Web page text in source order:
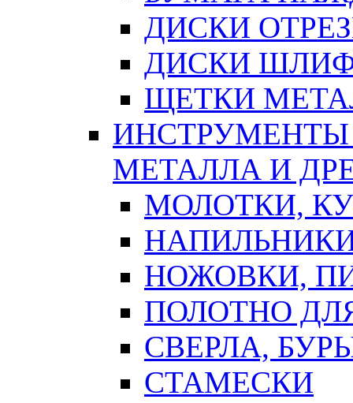
ДИСКИ
ДИСКИ
ЩЕТКИ
ИНСТРУМЕНТЫ
МЕТАЛЛА И
МОЛОТКИ,
НОЖОВКИ,
ПОЛОТНО
СВЕРЛА,
СТАМЕСКИ